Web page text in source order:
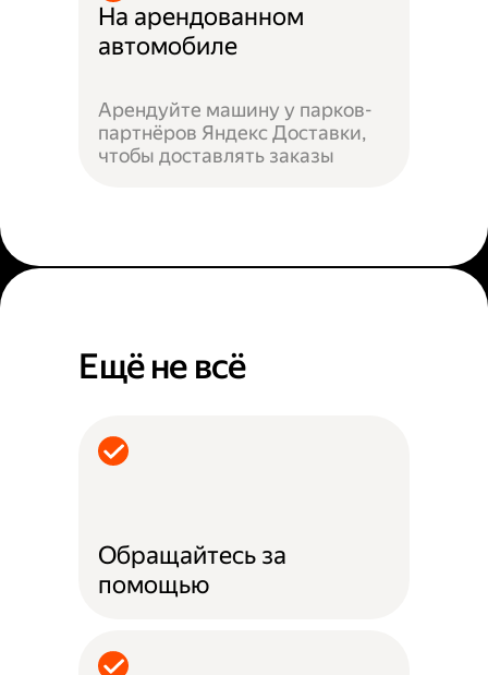
На арендованном
автомобиле
Арендуйте машину у парков-
партнёров Яндекс Доставки,
чтобы доставлять заказы
Ещё не всё
Обращайтесь за
помощью